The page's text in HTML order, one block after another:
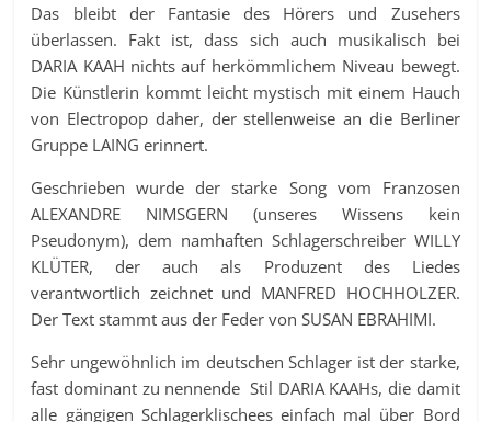
Das bleibt der Fantasie des Hörers und Zusehers
überlassen. Fakt ist, dass sich auch musikalisch bei
DARIA KAAH nichts auf herkömmlichem Niveau bewegt.
Die Künstlerin kommt leicht mystisch mit einem Hauch
von Electropop daher, der stellenweise an die Berliner
Gruppe LAING erinnert.
Geschrieben wurde der starke Song vom Franzosen
ALEXANDRE NIMSGERN (unseres Wissens kein
Pseudonym), dem namhaften Schlagerschreiber WILLY
KLÜTER, der auch als Produzent des Liedes
verantwortlich zeichnet und MANFRED HOCHHOLZER.
Der Text stammt aus der Feder von SUSAN EBRAHIMI.
Sehr ungewöhnlich im deutschen Schlager ist der starke,
fast dominant zu nennende Stil DARIA KAAHs, die damit
alle gängigen Schlagerklischees einfach mal über Bord